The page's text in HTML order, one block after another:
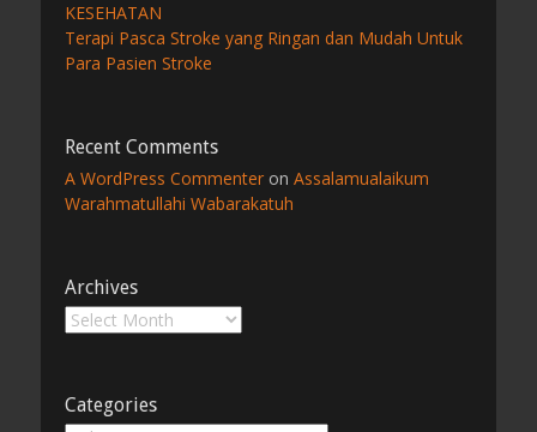
KESEHATAN
Terapi Pasca Stroke yang Ringan dan Mudah Untuk
Para Pasien Stroke
Recent Comments
A WordPress Commenter on Assalamualaikum
Warahmatullahi Wabarakatuh
Archives
Archives
Categories